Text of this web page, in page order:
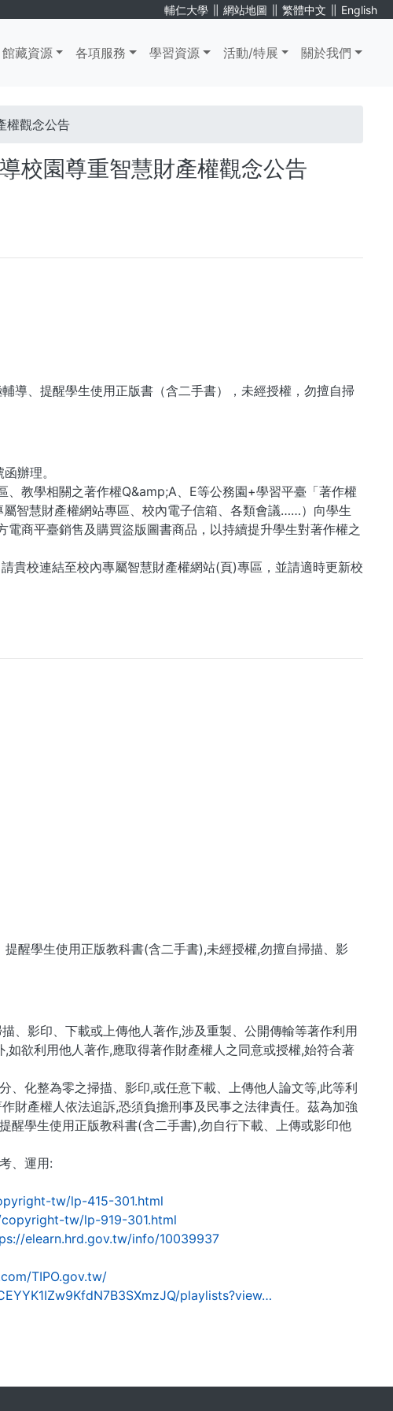
輔仁大學 ∥ 網站地圖 ∥ 繁體中文 ∥ English
館藏資源 各項服務 學習資源 活動/特展 關於我們
權觀念公告
校園尊重智慧財產權觀念公告
導、提醒學生使用正版書（含二手書），未經授權，勿擅自掃
辦理。
教學相關之著作權Q&amp;A、E等公務園+學習平臺「著作權
智慧財產權網站專區、校內電子信箱、各類會議……）向學生
商平臺銷售及購買盜版圖書商品，以持續提升學生對著作權之
貴校連結至校內專屬智慧財產權網站(頁)專區，並請適時更新校
醒學生使用正版教科書(含二手書),未經授權,勿擅自掃描、影
、影印、下載或上傳他人著作,涉及重製、公開傳輸等著作利用
欲利用他人著作,應取得著作財產權人之同意或授權,始符合著
、化整為零之掃描、影印,或任意下載、上傳他人論文等,此等利
財產權人依法追訴,恐須負擔刑事及民事之法律責任。茲為加強
醒學生使用正版教科書(含二手書),勿自行下載、上傳或影印他
、運用:
tw/lp-415-301.html
tw/lp-919-301.html
elearn.hrd.gov.tw/info/10039937
TIPO.gov.tw/
playlists?view…